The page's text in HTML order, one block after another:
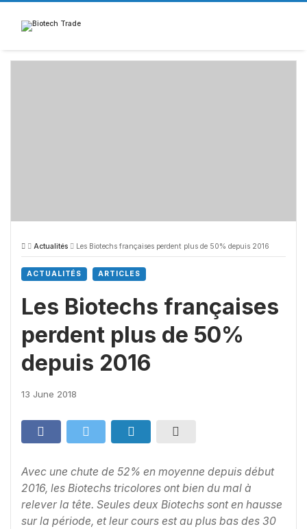
Skip
content
Actualités Les Biotechs françaises perdent plus de 50% depuis 2016
ACTUALITÉS ARTICLES
Les Biotechs françaises
perdent plus de 50%
depuis 2016
13 June 2018
Avec une chute de 52% en moyenne depuis début
2016, les Biotechs tricolores ont bien du mal à
relever la tête. Seules deux Biotechs sont en hausse
sur la période, et leur cours est au plus bas des 30